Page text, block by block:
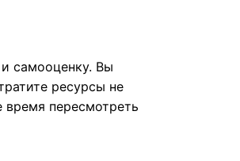
самооценку. Вы
ресурсы не
время пересмотреть